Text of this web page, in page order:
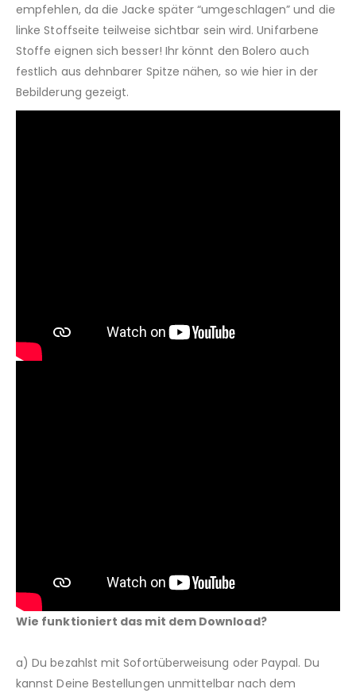
empfehlen, da die Jacke später “umgeschlagen” und die
linke Stoffseite teilweise sichtbar sein wird. Unifarbene
Stoffe eignen sich besser! Ihr könnt den Bolero auch
festlich aus dehnbarer Spitze nähen, so wie hier in der
Bebilderung gezeigt.
Wie funktioniert das mit dem Download?
a) Du bezahlst mit Sofortüberweisung oder Paypal. Du
kannst Deine Bestellungen unmittelbar nach dem